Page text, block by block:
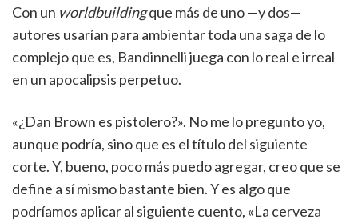
Con un worldbuildingque más de uno —y dos—
autores usarían para ambientar toda una saga de lo
complejo que es, Bandinnelli juega con lo real e irreal
en un apocalipsis perpetuo.
«¿Dan Brown es pistolero?». No me lo pregunto yo,
aunque podría, sino que es el título del siguiente
corte. Y, bueno, poco más puedo agregar, creo que se
define a sí mismo bastante bien. Y es algo que
podríamos aplicar al siguiente cuento, «La cerveza